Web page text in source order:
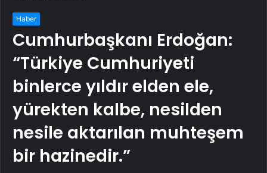
Haber
Cumhurbaşkanı Erdoğan:
“Türkiye Cumhuriyeti
binlerce yıldır elden ele,
yürekten kalbe, nesilden
nesile aktarılan muhteşem
bir hazinedir.”